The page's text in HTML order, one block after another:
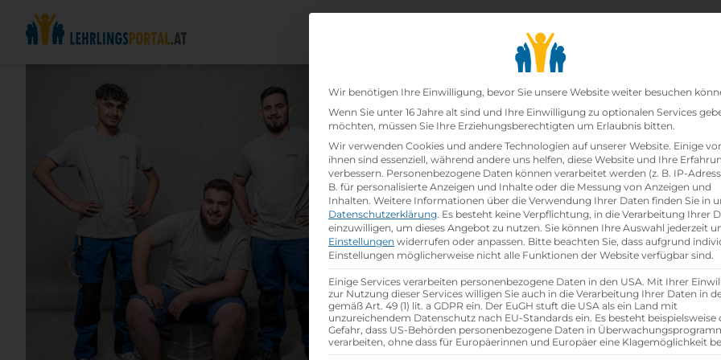
Lehrbetriebesearch
Datenschutz-
Wir benötigen Ihre Einwilligung, bevor Sie unsere Website weiter besuchen
Wenn Sie unter 16 Jahre alt sind und Ihre Einwilligung zu optionalen Services
möchten, müssen Sie Ihre Erziehungsberechtigten um Erlaubnis bitten.
Wir verwenden Cookies und andere Technologien auf unserer Website. Einige
ihnen sind essenziell, während andere uns helfen, diese Website und Ihre
verbessern. Personenbezogene Daten können verarbeitet werden (z. B. IP-
B. für personalisierte Anzeigen und Inhalte oder die Messung von Anzeigen und
Inhalten. Weitere Informationen über die Verwendung Ihrer Daten finden Sie in
Datenschutzerklärung. Es besteht keine Verpflichtung, in die Verarbeitung Ihrer
einzuwilligen, um dieses Angebot zu nutzen. Sie können Ihre Auswahl jederzeit
Einstellungen widerrufen oder anpassen. Bitte beachten Sie, dass aufgrund
Einstellungen möglicherweise nicht alle Funktionen der Website verfügbar sind.
Einige Services verarbeiten personenbezogene Daten in den USA. Mit Ihrer
zur Nutzung dieser Services willigen Sie auch in die Verarbeitung Ihrer Daten in
gemäß Art. 49 (1) lit. a GDPR ein. Der EuGH stuft die USA als ein Land mit
unzureichendem Datenschutz nach EU-Standards ein. Es besteht beispielsweise
Gefahr, dass US-Behörden personenbezogene Daten in
verarbeiten, ohne dass für Europäerinnen und Europäer eine Klagemöglichkeit